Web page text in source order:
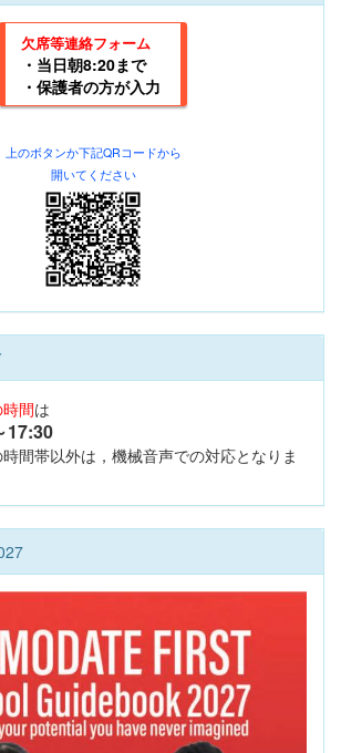
欠席等連絡フォーム
・当日朝8:20まで
・保護者の方が入力
上のボタンか下記QRコードから
開いてください
間は
17:30
間帯以外は，機械音声での対応となりま